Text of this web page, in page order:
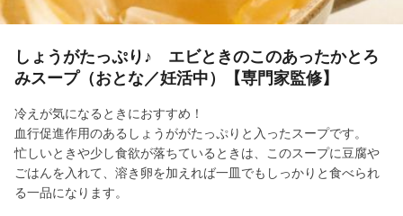
i
d
e
o
しょうがたっぷり♪ エビときのこのあったかとろ
みスープ（おとな／妊活中）【専門家監修】
冷えが気になるときにおすすめ！
血行促進作用のあるしょうががたっぷりと入ったスープです。
忙しいときや少し食欲が落ちているときは、このスープに豆腐や
ごはんを入れて、溶き卵を加えれば一皿でもしっかりと食べられ
る一品になります。